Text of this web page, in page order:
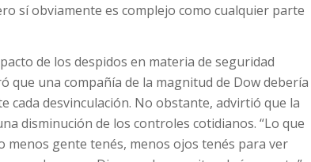
sí obviamente es complejo como cualquier parte
de los despidos en materia de seguridad
que una compañía de la magnitud de Dow debería
cada desvinculación. No obstante, advirtió que la
disminución de los controles cotidianos. “Lo que
menos gente tenés, menos ojos tenés para ver